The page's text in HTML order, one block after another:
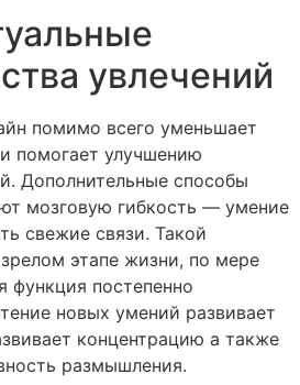
увлечений
помимо всего уменьшает
помогает улучшению
Дополнительные способы
мозговую гибкость — умение
свежие связи. Такой
этапе жизни, по мере
функция постепенно
новых умений развивает
концентрацию а также
размышления.